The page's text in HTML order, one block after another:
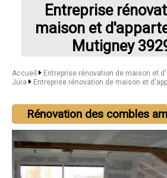
Entreprise
maison et
Mutigney
Accueil
Entreprise rénovation de maison et
Jura
Entreprise rénovation de maison et
Rénovation des combles